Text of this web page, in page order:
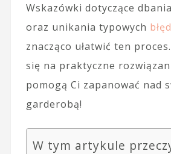
Wskazówki dotyczące
oraz unikania typowych
znacząco ułatwić ten
się na praktyczne
pomogą Ci zapanować nad
garderobą!
W tym artykule